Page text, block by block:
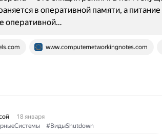
www.computernetworkingnotes.com
в оперативной памяти, а
оперативной…
18 января
#ВидыShutdown